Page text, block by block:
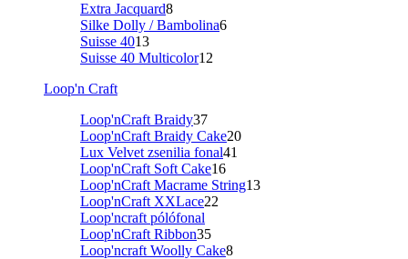
Extra Jacquard8
Silke Dolly / Bambolina6
Suisse 4013
Suisse 40 Multicolor12
Loop'n Craft
Loop'nCraft Braidy37
Loop'nCraft Braidy Cake20
Lux Velvet zsenilia fonal41
Loop'nCraft Soft Cake16
Loop'nCraft Macrame String13
Loop'nCraft XXLace22
Loop'ncraft pólófonal
Loop'nCraft Ribbon35
Loop'ncraft Woolly Cake8